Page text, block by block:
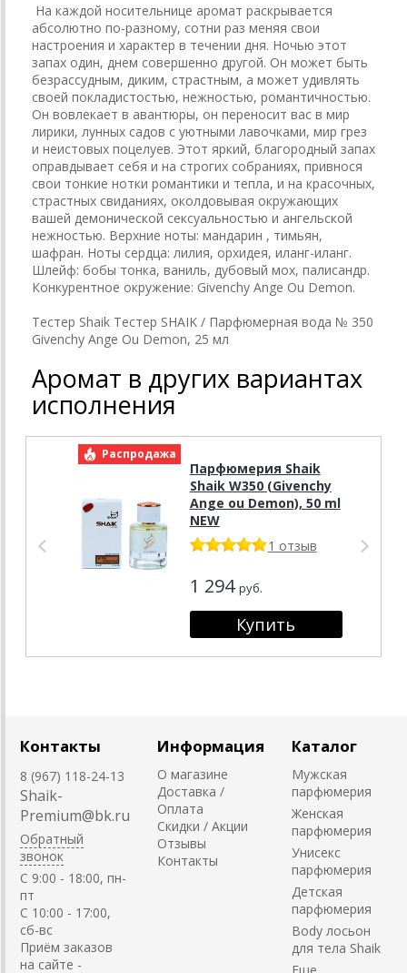
На каждой носительнице аромат раскрывается
абсолютно по-разному, сотни раз меняя свои
настроения и характер в течении дня. Ночью этот
запах один, днем совершенно другой. Он может быть
безрассудным, диким, страстным, а может удивлять
своей покладистостью, нежностью, романтичностью.
Он вовлекает в авантюры, он переносит вас в мир
лирики, лунных садов с уютными лавочками, мир грез
и неистовых поцелуев. Этот яркий, благородный запах
оправдывает себя и на строгих собраниях, привнося
свои тонкие нотки романтики и тепла, и на красочных,
страстных свиданиях, околдовывая окружающих
вашей демонической сексуальностью и ангельской
нежностью. Верхние ноты: мандарин , тимьян,
шафран. Ноты сердца: лилия, орхидея, иланг-иланг.
Шлейф: бобы тонка, ваниль, дубовый мох, палисандр.
Конкурентное окружение: Givenchy Ange Ou Demon.
Тестер Shaik Тестер SHAIK / Парфюмерная вода № 350
Givenchy Ange Ou Demon, 25 мл
Аромат в других вариантах
исполнения
Распродажа
Парфюмерия Shaik
Shaik W350 (Givenchy
Ange ou Demon), 50 ml
NEW
1 отзыв
1 294 руб.
Контакты
8 (967) 118-24-13
Shaik-
Premium@bk.ru
Обратный
звонок
C 9:00 - 18:00, пн-
пт
С 10:00 - 17:00,
сб-вс
Приём заказов
на сайте -
Информация
О магазине
Доставка /
Оплата
Скидки / Акции
Отзывы
Контакты
Каталог
Мужская
парфюмерия
Женская
парфюмерия
Унисекс
парфюмерия
Детская
парфюмерия
Body лосьон
для тела Shaik